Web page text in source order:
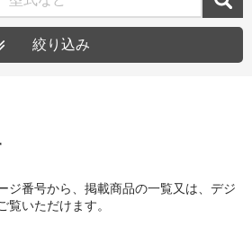
絞り込み
ジ番号から、掲載商品の一覧又は、デジ
覧いただけます。